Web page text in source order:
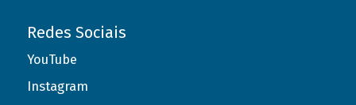
Redes Sociais
YouTube
Instagram